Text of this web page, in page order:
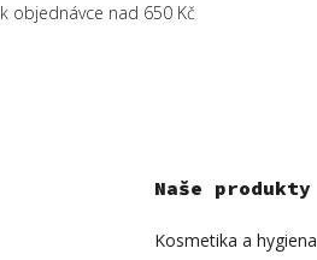
k objednávce nad 650 Kč
Naše produkty
Kosmetika a hygiena